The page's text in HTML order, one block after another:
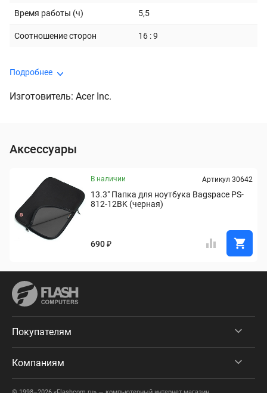
Время работы (ч) 5,5
Соотношение сторон 16 : 9
Подробнее
Изготовитель: Acer Inc.
Аксессуары
В наличии Артикул 30642
13.3" Папка для ноутбука Bagspace PS-
812-12BK (черная)
690 ₽
Покупателям
Компаниям